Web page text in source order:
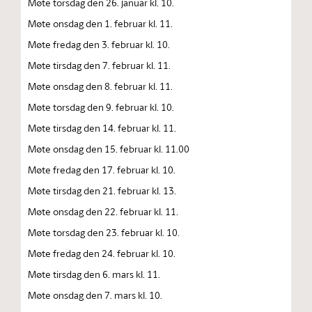
Møte onsdag den 1. februar kl. 11.
Møte fredag den 3. februar kl. 10.
Møte tirsdag den 7. februar kl. 11.
Møte onsdag den 8. februar kl. 11.
Møte torsdag den 9. februar kl. 10.
Møte tirsdag den 14. februar kl. 11.
Møte onsdag den 15. februar kl. 11.00
Møte fredag den 17. februar kl. 10.
Møte tirsdag den 21. februar kl. 13.
Møte onsdag den 22. februar kl. 11.
Møte torsdag den 23. februar kl. 10.
Møte fredag den 24. februar kl. 10.
Møte tirsdag den 6. mars kl. 11.
Møte onsdag den 7. mars kl. 10.